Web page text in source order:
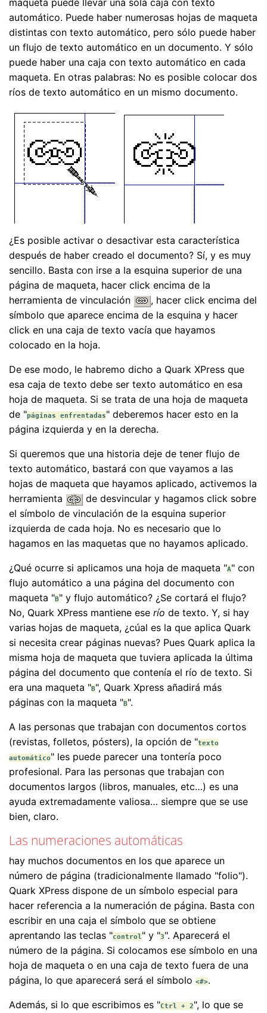
maqueta puede llevar una sóla caja con texto
automático. Puede haber numerosas hojas de maqueta
distintas con texto automático, pero sólo puede haber
un flujo de texto automático en un documento. Y sólo
puede haber una caja con texto automático en cada
maqueta. En otras palabras: No es posible colocar dos
ríos de texto automático en un mismo documento.
¿Es posible activar o desactivar esta característica
después de haber creado el documento? Sí, y es muy
sencillo. Basta con irse a la esquina superior de una
página de maqueta, hacer click encima de la
herramienta de vinculación
, hacer click encima del
símbolo que aparece encima de la esquina y hacer
click en una caja de texto vacía que hayamos
colocado en la hoja.
De ese modo, le habremo dicho a Quark XPress que
esa caja de texto debe ser texto automático en esa
hoja de maqueta. Si se trata de una hoja de maqueta
de "páginas enfrentadas" deberemos hacer esto en la
página izquierda y en la derecha.
Si queremos que una historia deje de tener flujo de
texto automático, bastará con que vayamos a las
hojas de maqueta que hayamos aplicado, activemos la
herramienta
de desvincular y hagamos click sobre
el símbolo de vinculación de la esquina superior
izquierda de cada hoja. No es necesario que lo
hagamos en las maquetas que no hayamos aplicado.
¿Qué ocurre si aplicamos una hoja de maqueta "A" con
flujo automático a una página del documento con
maqueta "B" y flujo automático? ¿Se cortará el flujo?
No, Quark XPress mantiene ese río de texto. Y, si hay
varias hojas de maqueta, ¿cúal es la que aplica Quark
si necesita crear páginas nuevas? Pues Quark aplica la
misma hoja de maqueta que tuviera aplicada la última
página del documento que contenía el río de texto. Si
era una maqueta "B", Quark Xpress añadirá más
páginas con la maqueta "B".
A las personas que trabajan con documentos cortos
(revistas, folletos, pósters), la opción de "texto
automático" les puede parecer una tontería poco
profesional. Para las personas que trabajan con
documentos largos (libros, manuales, etc…) es una
ayuda extremadamente valiosa… siempre que se use
bien, claro.
Las numeraciones automáticas
hay muchos documentos en los que aparece un
número de página (tradicionalmente llamado "folio").
Quark XPress dispone de un símbolo especial para
hacer referencia a la numeración de página. Basta con
escribir en una caja el símbolo que se obtiene
aprentando las teclas "control" y "3". Aparecerá el
número de la página. Si colocamos ese símbolo en una
hoja de maqueta o en una caja de texto fuera de una
página, lo que aparecerá será el símbolo <#>.
Además, si lo que escribimos es "Ctrl + 2", lo que se